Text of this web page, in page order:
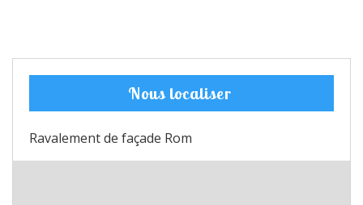
Nous localiser
Ravalement de façade Rom